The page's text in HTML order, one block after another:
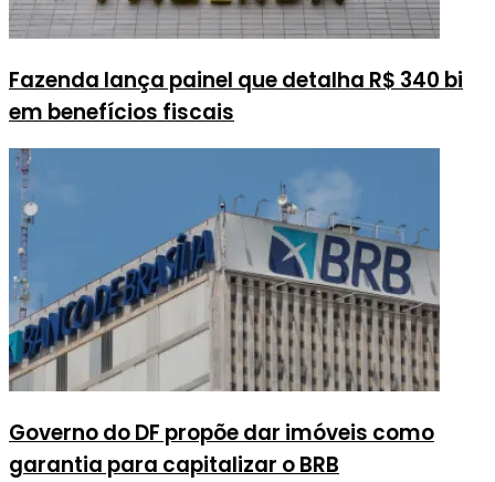
Fazenda lança painel que detalha R$ 340 bi
em benefícios fiscais
Governo do DF propõe dar imóveis como
garantia para capitalizar o BRB